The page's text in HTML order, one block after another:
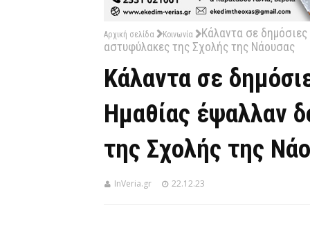
Αρχική σελίδα Κοινωνία
Κάλαντα σε
αστυφύλακες της Σχολής της Νάουσας
Κάλαντα σε
Ημαθίας έψαλλαν
της Σχολής της
InVeria.gr 22.12.23